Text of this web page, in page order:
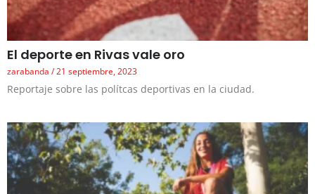
El deporte en Rivas vale oro
zarabanda 21 septiembre, 2023
Reportaje sobre las polítcas deportivas en la ciudad.